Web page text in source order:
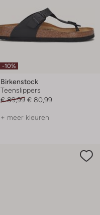
-10%
Birkenstock
Teenslippers
€ 89,99 € 80,99
+ meer kleuren